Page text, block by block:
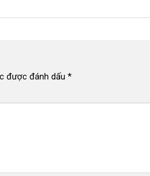
được đánh dấu *